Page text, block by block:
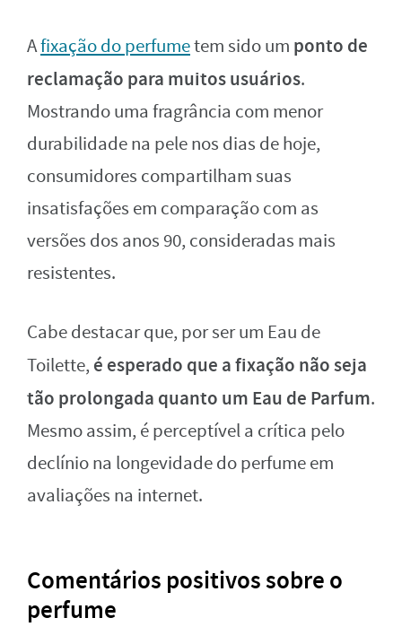
Afixação do perfumetem sido um ponto de
reclamação para muitos usuários.
Mostrando uma fragrância com menor
durabilidade na pele nos dias de hoje,
consumidores compartilham suas
insatisfações em comparação com as
versões dos anos 90, consideradas mais
resistentes.
Cabe destacar que, por ser um Eau de
Toilette, é esperado que a fixação não seja
tão prolongada quanto um Eau de Parfum.
Mesmo assim, é perceptível a crítica pelo
declínio na longevidade do perfume em
avaliações na internet.
Comentários positivos sobre o
perfume